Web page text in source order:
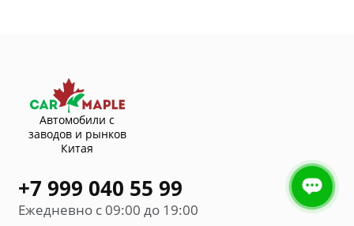
Автомобили с
заводов и рынков
Китая
+7 999 040 55 99
Ежедневно с 09:00 до 19:00